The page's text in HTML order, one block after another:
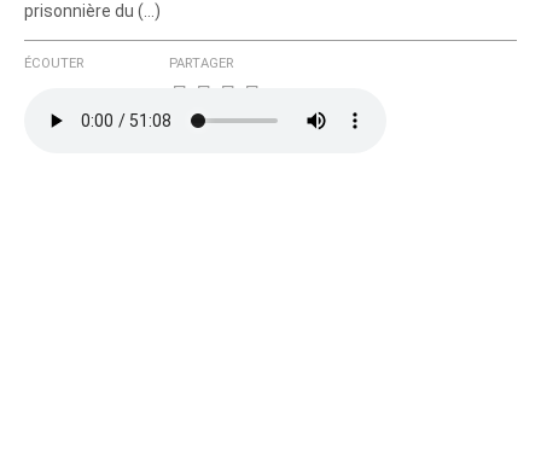
prisonnière du (…)
ÉCOUTER PARTAGER